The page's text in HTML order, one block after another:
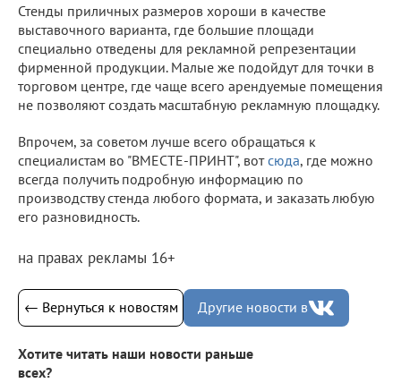
Стенды приличных размеров хороши в качестве
выставочного варианта, где большие площади
специально отведены для рекламной репрезентации
фирменной продукции. Малые же подойдут для точки в
торговом центре, где чаще всего арендуемые помещения
не позволяют создать масштабную рекламную площадку.
Впрочем, за советом лучше всего обращаться к
специалистам во "ВМЕСТЕ-ПРИНТ", вотсюда, где можно
всегда получить подробную информацию по
производству стенда любого формата, и заказать любую
его разновидность.
на правах рекламы 16+
← Вернуться к новостям Другие новости в
Хотите читать наши новости раньше
всех?